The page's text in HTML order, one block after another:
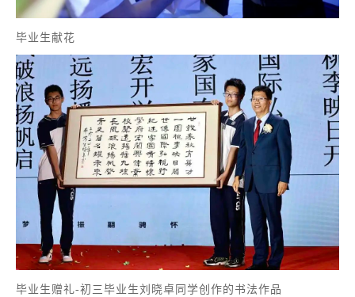
毕业生献花
毕业生赠礼-初三毕业生刘晓卓同学创作的书法作品